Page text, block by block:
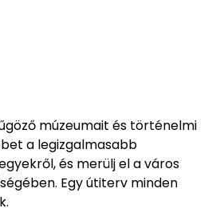
múzeumait és történelmi
a legizgalmasabb
és merülj el a város
Egy útiterv minden